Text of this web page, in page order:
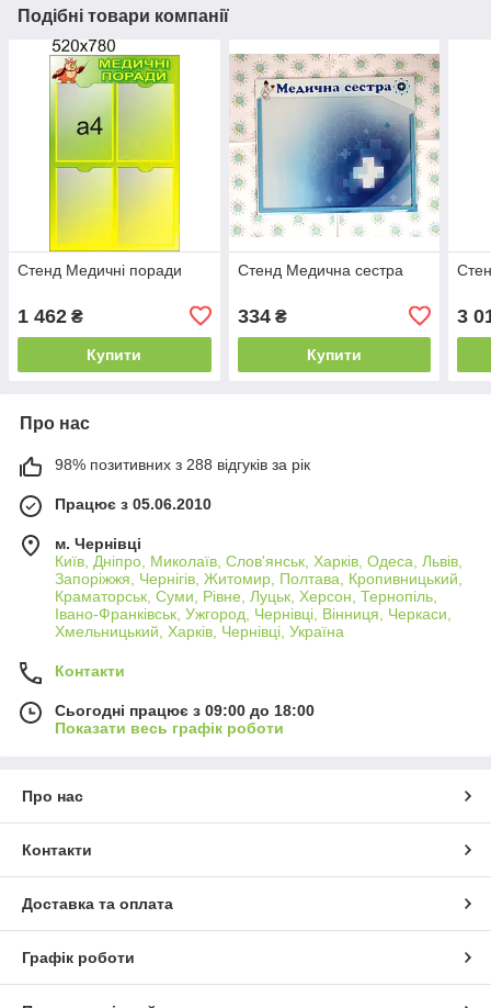
Подібні товари компанії
Стенд Медичні поради
1 462 ₴
Купити
Стенд Медична сестра
334₴
Купити
3
Про нас
98% позитивних з 288 відгуків за рік
Працює з 05.06.2010
м. Чернівці
Київ, Дніпро, Миколаїв, Слов'янськ, Харків, Одеса, Львів,
Запоріжжя, Чернігів, Житомир, Полтава, Кропивницький,
Краматорськ, Суми, Рівне, Луцьк, Херсон, Тернопіль,
Івано-Франківськ, Ужгород, Чернівці, Вінниця, Черкаси,
Хмельницький, Харків, Чернівці, Україна
Контакти
Сьогодні працює з 09:00 до 18:00
Показати весь графік роботи
Про нас
Контакти
Доставка та оплата
Графік роботи